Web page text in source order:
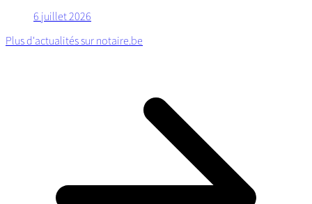
6 juillet 2026
Plus d'actualités sur notaire.be